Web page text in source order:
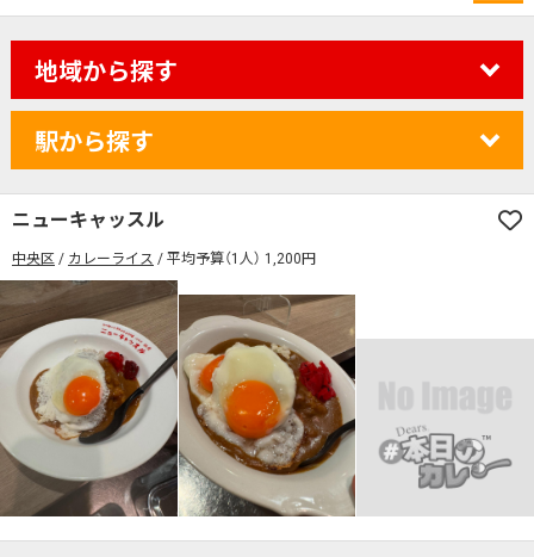
地域から探す
カレーのジャンルを絞り込む
無料駐車場あり
モーニングあり ランチあり 夜10時以降も営業
年中無休 5名以上の団体歓迎
デリバリー対応 禁煙席のみ 喫煙席あり
カウンター席あり テーブル席あり テラス席あり
テラス席ペット可 子連れ・赤ちゃんOK
カレー専門店 辛さが選べるお店
駅から探す
カレーのジャンルを絞り込む
席の予約可 駅から徒歩5分以内
無料駐車場あり 1人でも入りやすいお店
モーニングあり ランチあり
年中無休 5名以上の団体歓迎 テイクアウトOK
デリバリー対応 禁煙席のみ 喫煙席あり
ニューキャッスル
中央区 カレーライス 平均予算（1人） 1,200円